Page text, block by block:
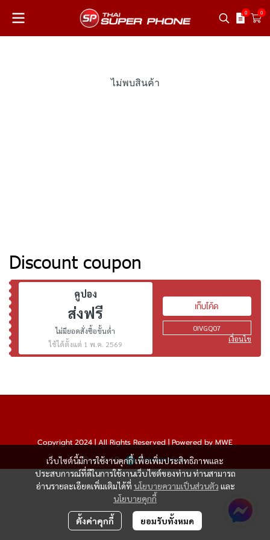
0 0
ไม่พบสินค้า
Discount coupon
คูปอง
ส่งฟรี
ไม่มียอดสั่งซื้อขั้นต่ำ
ใช้ได้ตั้งแต่ 1 พ.ค. 2569
เก็บโค้ด
0IVGQ07
เงื่อนไข
เว็บไซต์นี้มีการใช้งานคุกกี้ เพื่อเพิ่มประสิทธิภาพและ
ประสบการณ์ที่ดีในการใช้งานเว็บไซต์ของท่าน ท่านสามารถ
อ่านรายละเอียดเพิ่มเติมได้ที่ นโยบายความเป็นส่วนตัว และ
นโยบายคุกกี้
ตั้งค่าคุกกี้ ยอมรับทั้งหมด
Copyright 2024 | All Rights Reserved | Powered by MWE
Powered By MakeWebEasy